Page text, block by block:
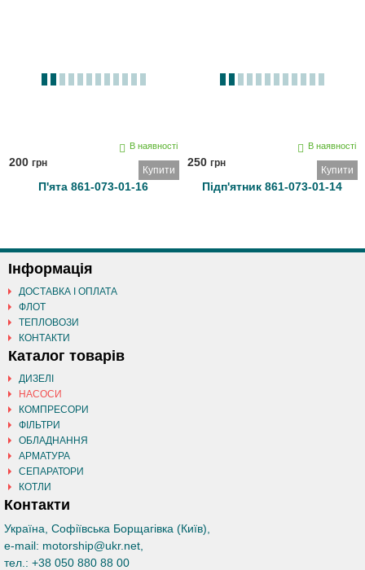
В наявності
200 грн
Купити
П'ята 861-073-01-16
В наявності
250 грн
Купити
Підп'ятник 861-073-01-14
Інформація
ДОСТАВКА І ОПЛАТА
ФЛОТ
ТЕПЛОВОЗИ
КОНТАКТИ
Каталог товарів
ДИЗЕЛІ
НАСОСИ
КОМПРЕСОРИ
ФІЛЬТРИ
ОБЛАДНАННЯ
АРМАТУРА
СЕПАРАТОРИ
КОТЛИ
Контакти
Україна, Софіївська Борщагівка (Київ)
e-mail: motorship@ukr.net
тел.: +38 050 880 88 00